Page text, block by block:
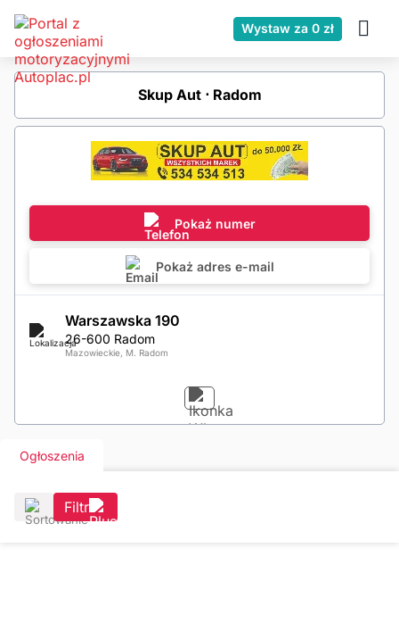
Wystaw za 0 zł
Skup Aut ⋅ Radom
Pokaż numer
Pokaż adres e-mail
Warszawska 190
26-600 Radom
Mazowieckie, M. Radom
Ogłoszenia
Filtr